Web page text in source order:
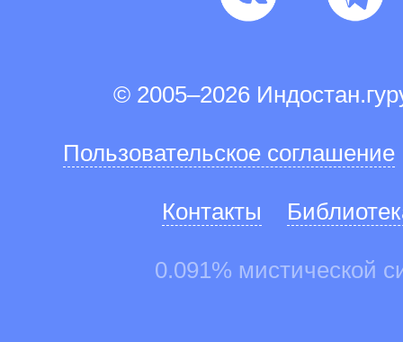
© 2005–2026
Пользовательское соглашение
Контакты
0.091% мистической